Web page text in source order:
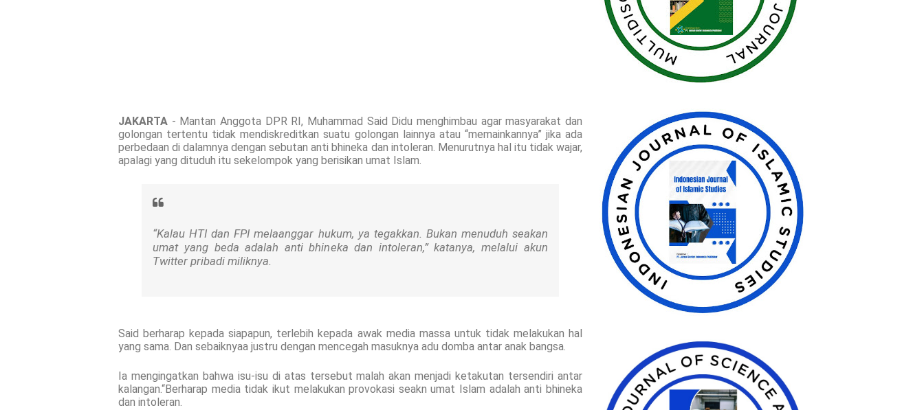
JAKARTA - Mantan Anggota DPR RI, Muhammad Said Didu menghimbau agar masyarakat dan
golongan tertentu tidak mendiskreditkan suatu golongan lainnya atau “memainkannya” jika ada
perbedaan di dalamnya dengan sebutan anti bhineka dan intoleran. Menurutnya hal itu tidak wajar,
apalagi yang dituduh itu sekelompok yang berisikan umat Islam.
“Kalau HTI dan FPI melaanggar hukum, ya tegakkan. Bukan menuduh seakan
umat yang beda adalah anti bhineka dan intoleran,” katanya, melalui akun
Twitter pribadi miliknya.
Said berharap kepada siapapun, terlebih kepada awak media massa untuk tidak melakukan hal
yang sama. Dan sebaiknyaa justru dengan mencegah masuknya adu domba antar anak bangsa.
Ia mengingatkan bahwa isu-isu di atas tersebut malah akan menjadi ketakutan tersendiri antar
kalangan.“Berharap media tidak ikut melakukan provokasi seakn umat Islam adalah anti bhineka
dan intoleran.